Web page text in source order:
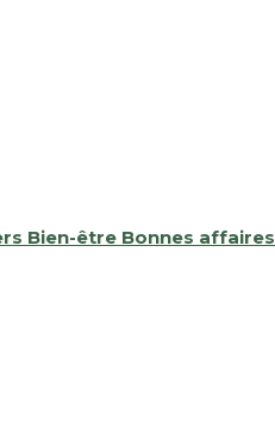
Bien-être Bonnes affaires